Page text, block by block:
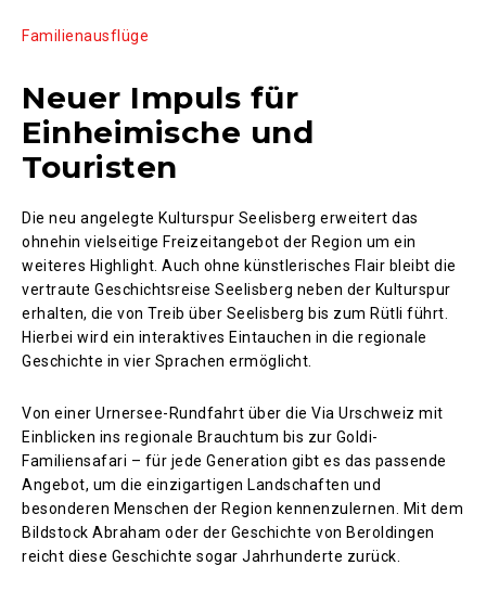
Familienausflüge
Neuer Impuls für
Einheimische und
Touristen
Die neu angelegte Kulturspur Seelisberg erweitert das
ohnehin vielseitige Freizeitangebot der Region um ein
weiteres Highlight. Auch ohne künstlerisches Flair bleibt die
vertraute Geschichtsreise Seelisberg neben der Kulturspur
erhalten, die von Treib über Seelisberg bis zum Rütli führt.
Hierbei wird ein interaktives Eintauchen in die regionale
Geschichte in vier Sprachen ermöglicht.
Von einer Urnersee-Rundfahrt über die Via Urschweiz mit
Einblicken ins regionale Brauchtum bis zur Goldi-
Familiensafari – für jede Generation gibt es das passende
Angebot, um die einzigartigen Landschaften und
besonderen Menschen der Region kennenzulernen. Mit dem
Bildstock Abraham oder der Geschichte von Beroldingen
reicht diese Geschichte sogar Jahrhunderte zurück.